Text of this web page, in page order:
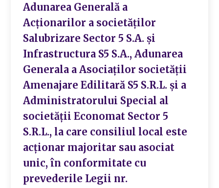
Adunarea Generală a
Acționarilor a societăților
Salubrizare Sector 5 S.A. și
Infrastructura S5 S.A., Adunarea
Generala a Asociaților societății
Amenajare Edilitară S5 S.R.L. și a
Administratorului Special al
societății Economat Sector 5
S.R.L., la care consiliul local este
acționar majoritar sau asociat
unic, în conformitate cu
prevederile Legii nr.